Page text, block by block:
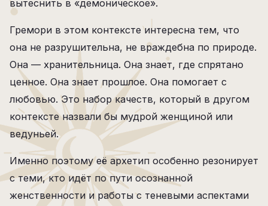
вытеснить в «демоническое».
Гремори в этом контексте интересна тем, что
она не разрушительна, не враждебна по природе.
Она — хранительница. Она знает, где спрятано
ценное. Она знает прошлое. Она помогает с
любовью. Это набор качеств, который в другом
контексте назвали бы мудрой женщиной или
ведуньей.
Именно поэтому её архетип особенно резонирует
с теми, кто идёт по пути осознанной
женственности и работы с теневыми аспектами